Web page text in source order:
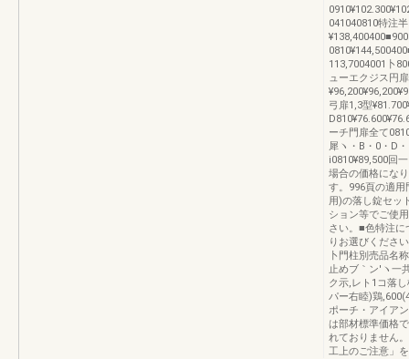
041040810特注
113,7004001卜
ューエクジス円
弓扉1,3型
ーチ門扉全て
犀ヽ・B・0・D
i0810¥89,500回
場合の価格にな
す。996頁の適
用)の落し錠セッ
ション等でご使
さい。■色特注に
りお選びくださ
卜門柱別売品名
止めブ｀ン′ヽ一
ク示,レト1コ落
パー右睦)鶏
ポーチ・アイア
は部材標準価格
れておりません
工上のご注意」